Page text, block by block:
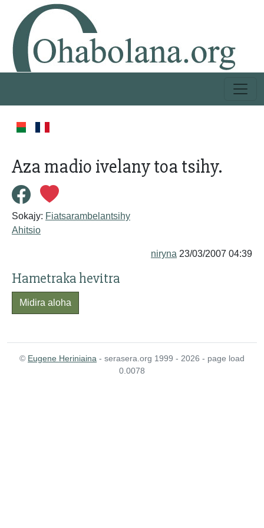
Aza madio ivelany toa tsihy.
Sokajy: Fiatsarambelantsihy
Ahitsio
niryna 23/03/2007 04:39
Hametraka hevitra
Midira aloha
© Eugene Heriniaina - serasera.org 1999 - 2026 - page load
0.0078